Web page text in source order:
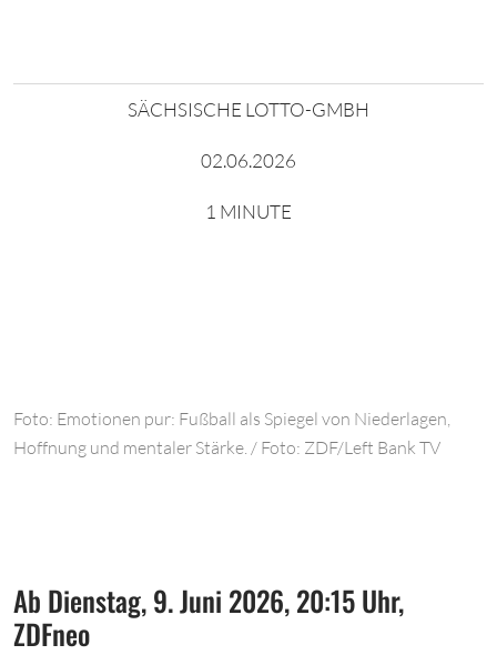
SÄCHSISCHE LOTTO-GMBH
02.06.2026
1 MINUTE
Foto: Emotionen pur: Fußball als Spiegel von Niederlagen,
Hoffnung und mentaler Stärke. / Foto: ZDF/Left Bank TV
Ab Dienstag, 9. Juni 2026, 20:15 Uhr,
ZDFneo